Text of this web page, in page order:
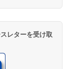
レターを受け取